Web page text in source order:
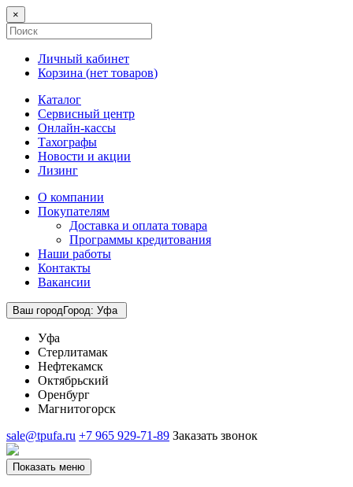
×
Личный кабинет
Корзина (нет товаров)
Каталог
Сервисный центр
Онлайн-кассы
Тахографы
Новости и акции
Лизинг
О компании
Покупателям
Доставка и оплата товара
Программы кредитования
Наши работы
Контакты
Вакансии
Ваш городГород: Уфа
Уфа
Стерлитамак
Нефтекамск
Октябрьский
Оренбург
Магнитогорск
sale@tpufa.ru +7 965 929-71-89 Заказать звонок
Показать меню